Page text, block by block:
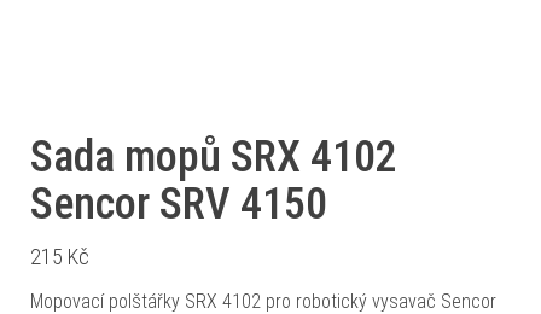
Sada mopů SRX 4102
Sencor SRV 4150
215 Kč
Mopovací polštářky SRX 4102 pro robotický vysavač Sencor